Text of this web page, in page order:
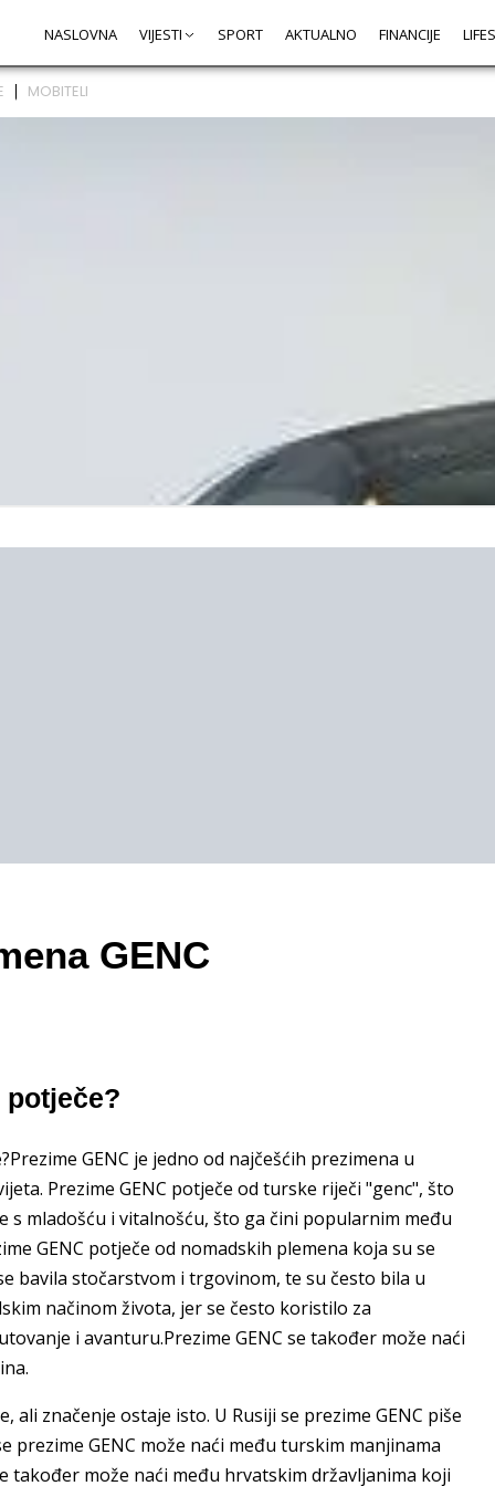
NASLOVNA VIJESTI SPORT AKTUALNO FINANCIJE
GENC
potječe?
GENC je jedno od najčešćih prezimena u
Prezime GENC potječe od turske riječi "genc", što
s mladošću i vitalnošću, što ga čini popularnim među
GENC potječe od nomadskih plemena koja su se
bavila stočarstvom i trgovinom, te su često bila u
načinom života, jer se često koristilo za
i avanturu.Prezime GENC se također može naći
ali značenje ostaje isto. U Rusiji se prezime GENC piše
prezime GENC može naći među turskim manjinama
također može naći među hrvatskim državljanima koji